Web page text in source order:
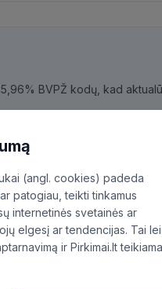
BVPŽ kodų, kad
(angl. cookies) padeda
patogiau, teikti tinkamus
internetinės svetainės ar
elgesį ar tendencijas. Tai
ir Pirkimai.lt